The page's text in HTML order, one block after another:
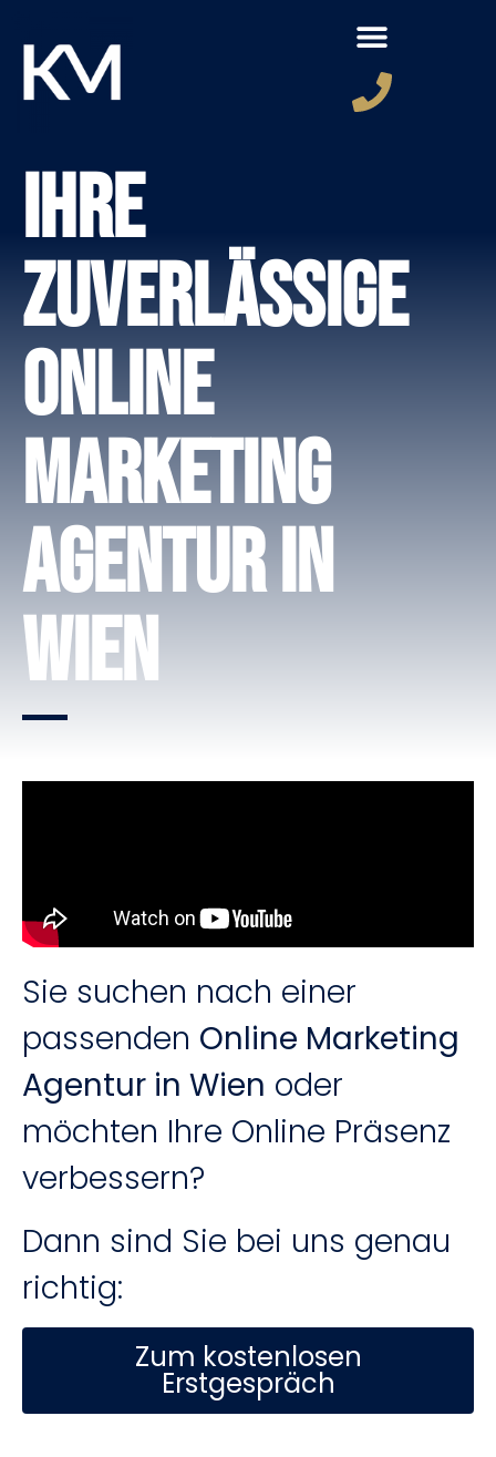
Ihre
zuverlässige
Online
Marketing
Agentur in
Wien
Sie suchen nach einer
passenden Online Marketing
Agentur in Wien oder
möchten Ihre Online Präsenz
verbessern?
Dann sind Sie bei uns genau
richtig:
Zum kostenlosen
Erstgespräch